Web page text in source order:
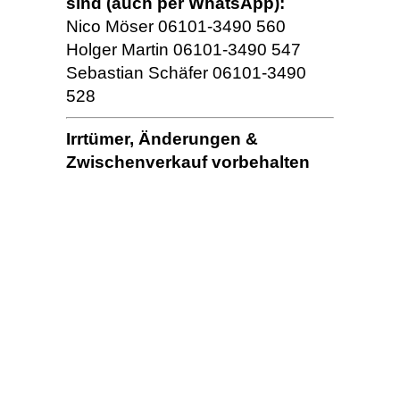
Nico Möser 06101-3490 560
Holger Martin 06101-3490 547
Sebastian Schäfer 06101-3490
528
Irrtümer, Änderungen &
Zwischenverkauf vorbehalten